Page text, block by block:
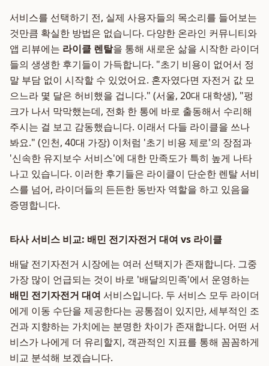
서비스를 선택하기 전, 실제 사용자들의 목소리를 들어보는
것만큼 확실한 방법은 없습니다. 다양한 온라인 커뮤니티와
앱 리뷰에는 라이클 렌탈을 통해 새로운 삶을 시작한 라이더
들의 생생한 후기들이 가득합니다. "초기 비용이 없어서 정
말 부담 없이 시작할 수 있었어요. 혼자였다면 자전거 값 모
으느라 몇 달은 허비했을 겁니다." (서울, 20대 대학생), "펑
크가 나서 막막했는데, 전화 한 통에 바로 출동해서 수리해
주시는 걸 보고 감동했습니다. 이래서 다들 라이클을 쓰나
봐요." (인천, 40대 가장) 이처럼 '초기 비용 제로'의 장점과
'신속한 유지보수 서비스'에 대한 만족도가 특히 높게 나타
나고 있습니다. 이러한 후기들은 라이클이 단순한 렌탈 서비
스를 넘어, 라이더들의 든든한 동반자 역할을 하고 있음을
증명합니다.
타사 서비스 비교: 배민 전기자전거 대여 vs 라이클
배달 전기자전거 시장에는 여러 선택지가 존재합니다. 그중
가장 많이 언급되는 것이 바로 '배달의민족'에서 운영하는
배민 전기자전거 대여 서비스입니다. 두 서비스 모두 라이더
에게 이동 수단을 제공한다는 공통점이 있지만, 세부적인 조
건과 지향하는 가치에는 분명한 차이가 존재합니다. 어떤 서
비스가 나에게 더 유리할지, 객관적인 지표를 통해 꼼꼼하게
비교 분석해 보겠습니다.